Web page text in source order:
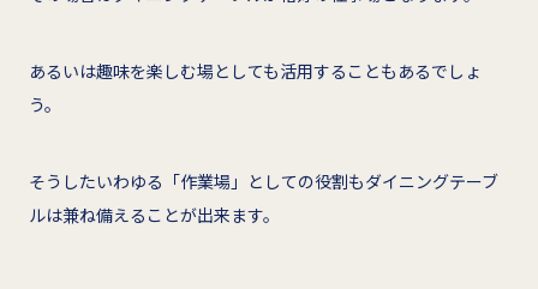
あるいは趣味を楽しむ場としても活用することもあるでしょ
う。
そうしたいわゆる「作業場」としての役割もダイニングテーブ
ルは兼ね備えることが出来ます。